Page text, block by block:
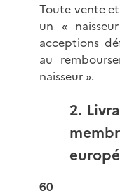
Toute vente
un «
acceptions
au
naisseur ».
2.
60